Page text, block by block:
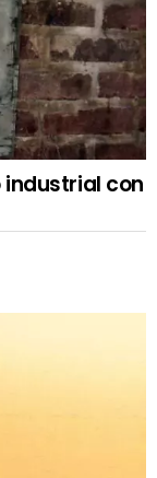
industrial con